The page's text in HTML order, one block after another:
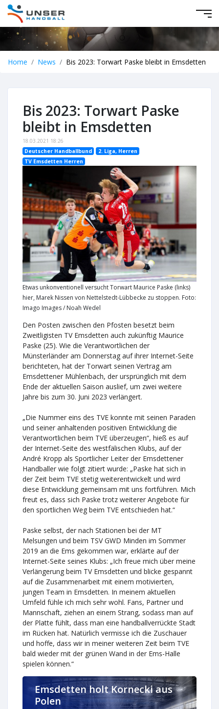
Home News Bis 2023: Torwart Paske bleibt in Emsdetten
Bis 2023: Torwart Paske
bleibt in Emsdetten
18.03.2021 18:26
Deutscher Handballbund
2. Liga, Herren
TV Emsdetten Herren
Etwas unkonventionell versucht Torwart Maurice Paske (links)
hier, Marek Nissen von Nettelstedt-Lübbecke zu stoppen. Foto:
Imago Images / Noah Wedel
Den Posten zwischen den Pfosten besetzt beim
Zweitligisten TV Emsdetten auch zukünftig Maurice
Paske (25). Wie die Verantwortlichen der
Münsterländer am Donnerstag auf ihrer Internet-Seite
berichteten, hat der Torwart seinen Vertrag am
Emsdettener Mühlenbach, der ursprünglich mit dem
Ende der aktuellen Saison auslief, um zwei weitere
Jahre bis zum 30. Juni 2023 verlängert.
„Die Nummer eins des TVE konnte mit seinen Paraden
und seiner anhaltenden positiven Entwicklung die
Verantwortlichen beim TVE überzeugen“, hieß es auf
der Internet-Seite des westfälischen Klubs, auf der
André Kropp als Sportlicher Leiter der Emsdettener
Handballer wie folgt zitiert wurde: „Paske hat sich in
der Zeit beim TVE stetig weiterentwickelt und wird
diese Entwicklung gemeinsam mit uns fortführen. Mich
freut es, dass sich Paske trotz weiterer Angebote für
den sportlichen Weg beim TVE entschieden hat.“
Paske selbst, der nach Stationen bei der MT
Melsungen und beim TSV GWD Minden im Sommer
2019 an die Ems gekommen war, erklärte auf der
Internet-Seite seines Klubs: „Ich freue mich über meine
Verlängerung beim TV Emsdetten und blicke gespannt
auf die Zusammenarbeit mit einem motivierten,
jungen Team in Emsdetten. In meinem aktuellen
Umfeld fühle ich mich sehr wohl. Fans, Partner und
Mannschaft, ziehen an einem Strang, sodass man auf
der Platte fühlt, dass man eine handballverrückte Stadt
im Rücken hat. Natürlich vermisse ich die Zuschauer
und hoffe, dass wir in meiner weiteren Zeit beim TVE
bald wieder mit der grünen Wand in der Ems-Halle
spielen können.“
Emsdetten holt Kornecki aus
Polen